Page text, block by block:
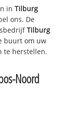
inTilburg
ons. De
Tilburg
buurt om uw
te herstellen.
Noord